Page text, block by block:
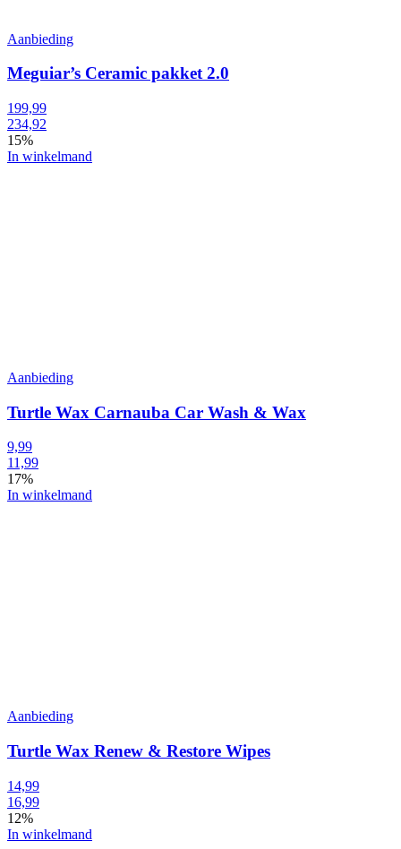
Aanbieding
Meguiar’s Ceramic pakket 2.0
199,99
234,92
15%
In winkelmand
Aanbieding
Turtle Wax Carnauba Car Wash & Wax
9,99
11,99
17%
In winkelmand
Aanbieding
Turtle Wax Renew & Restore Wipes
14,99
16,99
12%
In winkelmand